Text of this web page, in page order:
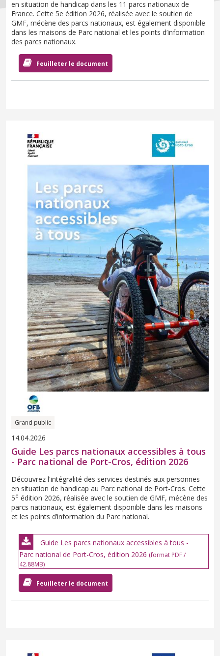
en situation de handicap dans les 11 parcs nationaux de
France. Cette 5e édition 2026, réalisée avec le soutien de
GMF, mécène des parcs nationaux, est également disponible
dans les maisons de Parc national et les points d’information
des parcs nationaux.
Feuilleter le document
Grand public
14.04.2026
Guide Les parcs nationaux accessibles à tous
- Parc national de Port-Cros, édition 2026
Découvrez l'intégralité des services destinés aux personnes
en situation de handicap au Parc national de Port-Cros. Cette
5e édition 2026, réalisée avec le soutien de GMF, mécène des
parcs nationaux, est également disponible dans les maisons
et les points d’information du Parc national.
Guide Les parcs nationaux accessibles à tous -
Parc national de Port-Cros, édition 2026 (format PDF /
42.88MB)
Feuilleter le document